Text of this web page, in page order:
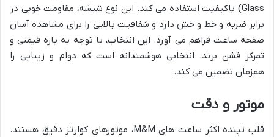
Glass) باکیفیت استفاده می کند. این نوع شیشه، مقاومت خوبی در
برابر ضربه و خط و خش دارد و شفافیت بالایی را برای مشاهده آسان
صفحه ساعت فراهم می آورد. این انتخاب، با توجه به بازه قیمتی و
تمرکز فشن برند، انتخابی هوشمندانه است که دوام و زیبایی را
همزمان تضمین می کند.
موتور و دقت
قلب تپنده اکثر ساعت های M&M، موتورهای کوارتز دقیق هستند.